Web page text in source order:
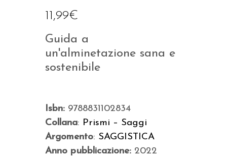
11,99€
Guida a
un'alminetazione sana e
sostenibile
Isbn: 9788831102834
Collana: Prismi – Saggi
Argomento: SAGGISTICA
Anno pubblicazione: 2022